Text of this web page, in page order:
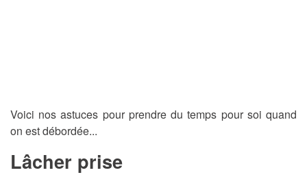
Voici nos astuces pour prendre du temps pour soi quand
on est débordée...
Lâcher prise